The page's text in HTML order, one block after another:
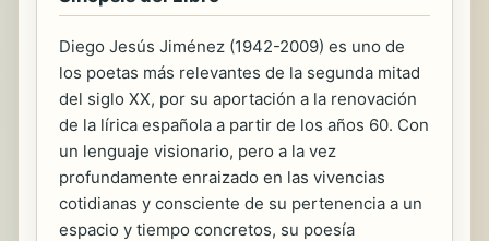
Diego Jesús Jiménez (1942-2009) es uno de
los poetas más relevantes de la segunda mitad
del siglo XX, por su aportación a la renovación
de la lírica española a partir de los años 60. Con
un lenguaje visionario, pero a la vez
profundamente enraizado en las vivencias
cotidianas y consciente de su pertenencia a un
espacio y tiempo concretos, su poesía